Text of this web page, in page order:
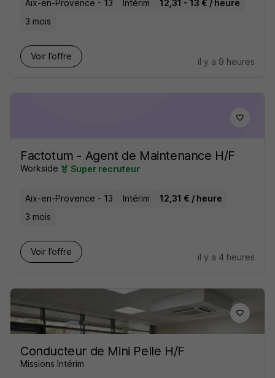
Aix-en-Provence - 13 Intérim
12,31 - 13 € / heure
3 mois
Voir l’offre
il y a 9 heures
Factotum - Agent de Maintenance H/F
Workside Super recruteur
Aix-en-Provence - 13 Intérim
12,31 € / heure
3 mois
Voir l’offre
il y a 4 heures
Conducteur de Mini Pelle H/F
Missions Intérim